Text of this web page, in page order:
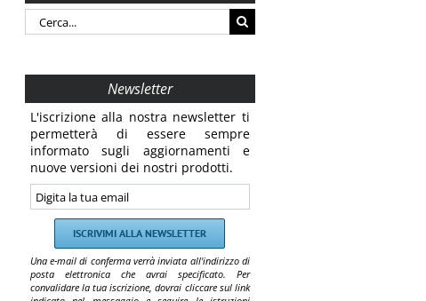
Cerca
per:
Newsletter
L'iscrizione alla nostra newsletter ti
permetterà di essere sempre
informato sugli aggiornamenti e
nuove versioni dei nostri prodotti.
Una e-mail di conferma verrà inviata all'indirizzo di
posta elettronica che avrai specificato. Per
convalidare la tua iscrizione, dovrai cliccare sul link